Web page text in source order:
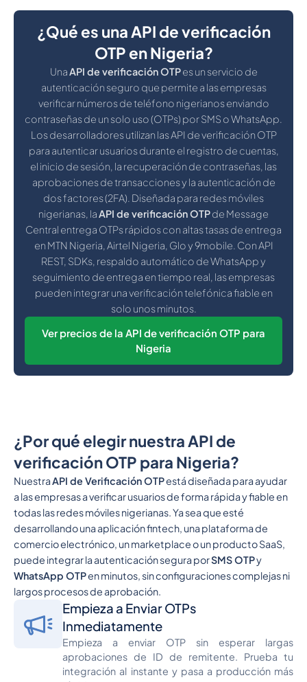
¿Qué es una API de verificación
OTP en Nigeria?
UnaAPI de verificación OTPes un servicio de
autenticación seguro que permite a las empresas
verificar números de teléfono nigerianos enviando
contraseñas de un solo uso (OTPs) por SMS o WhatsApp.
Los desarrolladores utilizan las API de verificación OTP
para autenticar usuarios durante el registro de cuentas,
el inicio de sesión, la recuperación de contraseñas, las
aprobaciones de transacciones y la autenticación de
dos factores (2FA). Diseñada para redes móviles
nigerianas, laAPI de verificación OTPde Message
Central entrega OTPs rápidos con altas tasas de entrega
en MTN Nigeria, Airtel Nigeria, Glo y 9mobile. Con API
REST, SDKs, respaldo automático de WhatsApp y
seguimiento de entrega en tiempo real, las empresas
pueden integrar una verificación telefónica fiable en
solo unos minutos.
Ver precios de la API de verificación OTP para
Nigeria
¿Por qué elegir nuestra API de
verificación OTP para Nigeria?
NuestraAPI de Verificación OTPestá diseñada para ayudar
a las empresas a verificar usuarios de forma rápida y fiable en
todas las redes móviles nigerianas. Ya sea que esté
desarrollando una aplicación fintech, una plataforma de
comercio electrónico, un marketplace o un producto SaaS,
puede integrar la autenticación segura porSMS OTPy
WhatsApp OTPen minutos, sin configuraciones complejas ni
largos procesos de aprobación.
Empieza a Enviar OTPs
Inmediatamente
Empieza a enviar OTP sin esperar largas
aprobaciones de ID de remitente. Prueba tu
integración al instante y pasa a producción más